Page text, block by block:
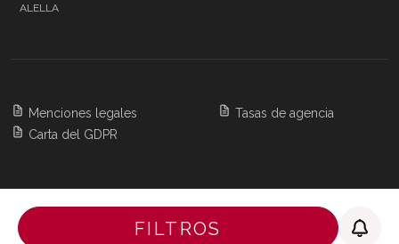
FILTROS
ALELLA
Menciones legales
Carta del GDPR
Tasas de agencia
Copyright 2026 BARNES Barcelona & Costa
Brava,
All Rights Reserved